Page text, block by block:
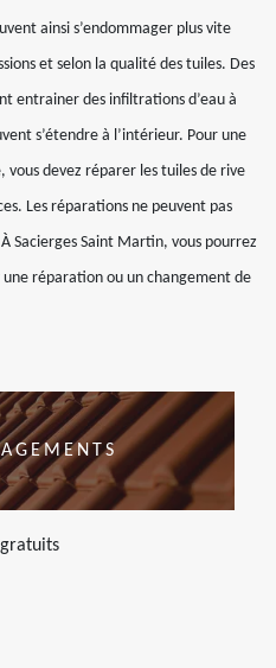
ainsi s’endommager plus vite
et selon la qualité des tuiles. Des
entrainer des infiltrations d’eau à
s’étendre à l’intérieur. Pour une
devez réparer les tuiles de rive
Les réparations ne peuvent pas
Sacierges Saint Martin, vous pourrez
réparation ou un changement de